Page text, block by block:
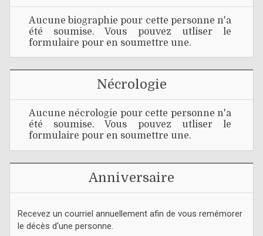
Aucune biographie pour cette personne n'a
été soumise. Vous pouvez utliser le
formulaire pour en soumettre une.
Nécrologie
Aucune nécrologie pour cette personne n'a
été soumise. Vous pouvez utliser le
formulaire pour en soumettre une.
Anniversaire
Recevez un courriel annuellement afin de vous remémorer
le décès d'une personne.